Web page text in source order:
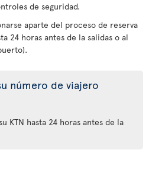
de seguridad.
aparte del proceso de reserva
24 horas antes de la salidas o al
número de viajero
KTN hasta 24 horas antes de la